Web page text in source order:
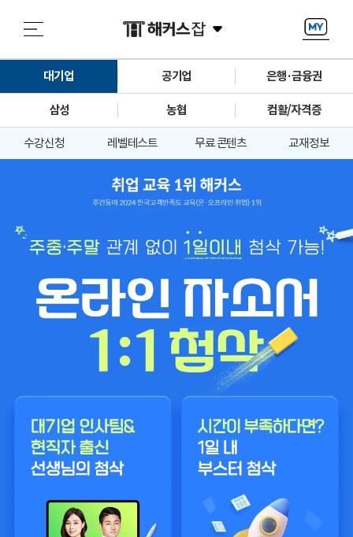
대기업 공기업 은행·금융권
삼성 농협 컴활/자격증
수강신청 레벨테스트 무료 콘텐츠 교재정보